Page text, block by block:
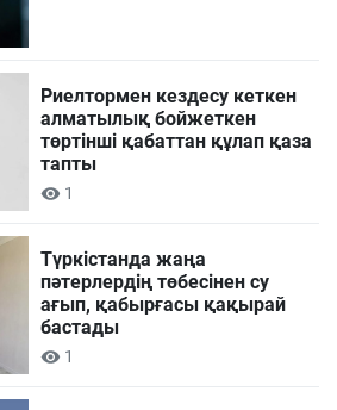
Риелтормен кездесу кеткен
алматылық бойжеткен
төртінші қабаттан құлап қаза
тапты
1
Түркістанда жаңа
пәтерлердің төбесінен су
ағып, қабырғасы қақырай
бастады
1